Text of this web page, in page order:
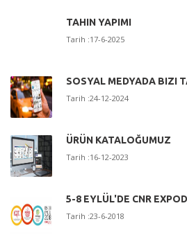
TAHIN YAPIMI
Tarih :17-6-2025
SOSYAL MEDYADA BIZI
Tarih :24-12-2024
ÜRÜN KATALOĞUMUZ
Tarih :16-12-2023
5-8 EYLÜL'DE CNR
Tarih :23-6-2018